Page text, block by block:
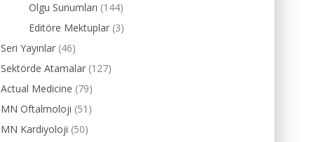
Olgu Sunumları (144)
Editöre Mektuplar (3)
Seri Yayınlar (46)
Sektörde Atamalar (127)
Actual Medicine (79)
MN Oftalmoloji (51)
MN Kardiyoloji (50)